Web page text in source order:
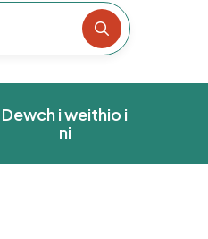
Chwiliwch y
Dewch i weithio i
ni